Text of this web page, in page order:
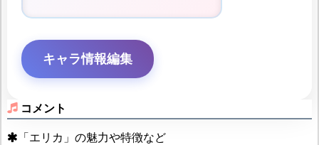
キャラ情報編集
コメント
「エリカ」の魅力や特徴など